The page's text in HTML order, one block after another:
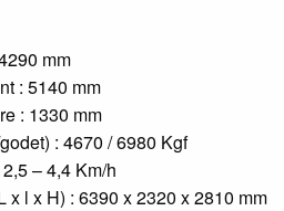
mm
: 5140 mm
: 1330 mm
: 4670 / 6980 Kgf
– 4,4 Km/h
x l x H) : 6390 x 2320 x 2810 mm